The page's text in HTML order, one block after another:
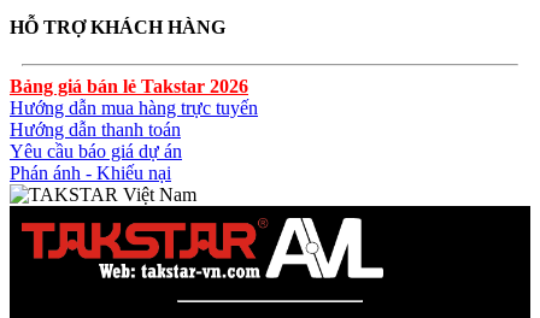
HỖ TRỢ KHÁCH HÀNG
Bảng giá bán lẻ Takstar 2026
Hướng dẫn mua hàng trực tuyến
Hướng dẫn thanh toán
Yêu cầu báo giá dự án
Phán ánh - Khiếu nại